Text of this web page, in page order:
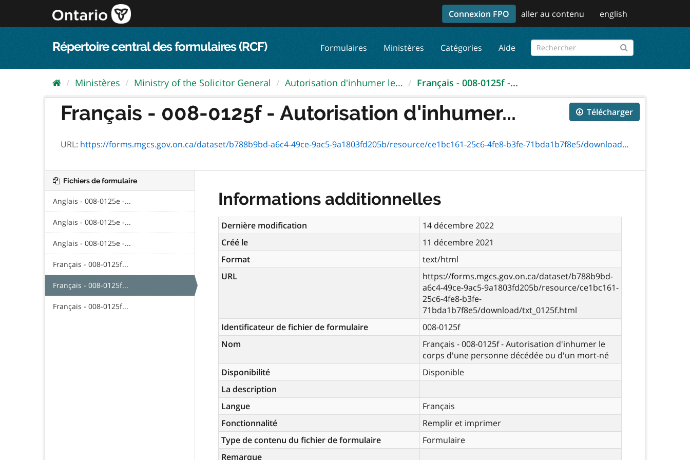
au
Connexion FPO aller au contenu english
Répertoire central des formulaires (RCF) Formulaires Ministères Catégories Aide
Ministères Ministry of the Solicitor General Autorisation d'inhumer le... Français - 008-0125f -...
Télécharger
Français - 008-0125f - Autorisation d'inhumer...
URL: https://forms.mgcs.gov.on.ca/dataset/b788b9bd-a6c4-49ce-9ac5-9a1803fd205b/resource/ce1bc161-25c6-4fe8-b3fe-71bda1b7f8e5/download/txt_0125f.html
Fichiers de formulaire
Anglais - 008-0125e -...
Anglais - 008-0125e -...
Anglais - 008-0125e -...
Français - 008-0125f...
Français - 008-0125f...
Français - 008-0125f...
Informations additionnelles
Dernière modification
14 décembre 2022
Créé le
11 décembre 2021
Format
text/html
URL
https://forms.mgcs.gov.on.ca/dataset/b788b9bd-
a6c4-49ce-9ac5-9a1803fd205b/resource/ce1bc161-
25c6-4fe8-b3fe-
71bda1b7f8e5/download/txt_0125f.html
Identificateur de fichier de formulaire
008-0125f
Nom
Français - 008-0125f - Autorisation d'inhumer le
corps d'une personne décédée ou d'un mort-né
Disponibilité
Disponible
La description
Langue
Français
Fonctionnalité
Remplir et imprimer
Type de contenu du fichier de formulaire
Formulaire
Remarque